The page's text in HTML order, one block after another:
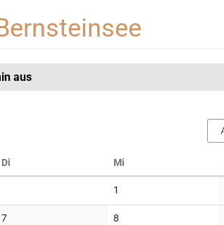
aus
Di Mi
1
Veranstaltungen
7Keine
8